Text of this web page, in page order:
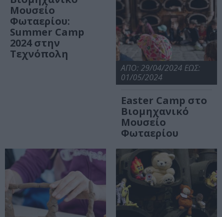
Μουσείο
Φωταερίου:
Summer Camp
2024 στην
Τεχνόπολη
ΑΠΟ: 29/04/2024 ΕΩΣ:
01/05/2024
Easter Camp στο
Βιομηχανικό
Μουσείο
Φωταερίου